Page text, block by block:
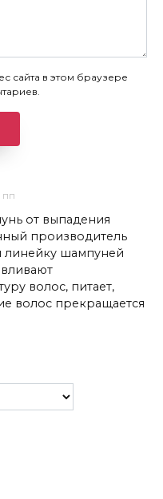
сайта в этом браузере
пп
от выпадения
производитель
линейку шампуней
волос, питает,
волос прекращается